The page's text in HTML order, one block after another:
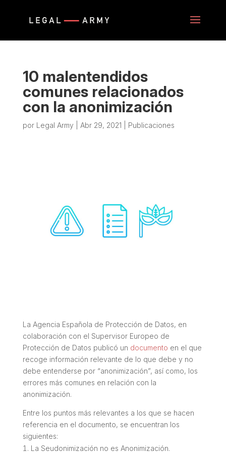
10 malentendidos
comunes relacionados
con la anonimización
por Legal Army Abr 29, 2021 Publicaciones
La Agencia Española de Protección de Datos, en
colaboración con el Supervisor Europeo de
Protección de Datos publicó un documento en el que
recoge información relevante de lo que debe y no
debe entenderse por “anonimización”, así como, los
errores más comunes en relación con la
anonimización.
Entre los puntos más relevantes a los que se hacen
referencia en el documento, se encuentran los
siguientes:
La Seudonimización no es Anonimización.